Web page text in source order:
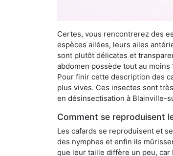
Certes, vous rencontrerez des
espèces ailées, leurs ailes
sont plutôt délicates et
abdomen possède tout au
Pour finir cette description des
plus vives. Ces insectes sont
en désinsectisation à Blainville-
Comment se reproduisent
Les cafards se reproduisent et
des nymphes et enfin ils
que leur taille diffère un peu,